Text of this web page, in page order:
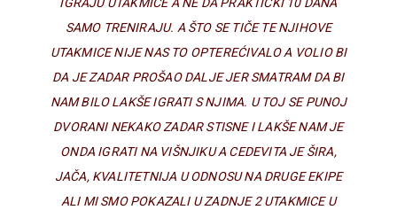
IGRAJU UTAKMICE A NE DA PRAKTIČKI 10 DANA
SAMO TRENIRAJU. A ŠTO SE TIČE TE NJIHOVE
UTAKMICE NIJE NAS TO OPTEREĆIVALO A VOLIO BI
DA JE ZADAR PROŠAO DALJE JER SMATRAM DA BI
NAM BILO LAKŠE IGRATI S NJIMA. U TOJ SE PUNOJ
DVORANI NEKAKO ZADAR STISNE I LAKŠE NAM JE
ONDA IGRATI NA VIŠNJIKU A CEDEVITA JE ŠIRA,
JAČA, KVALITETNIJA U ODNOSU NA DRUGE EKIPE
ALI MI SMO POKAZALI U ZADNJE 2 UTAKMICE U